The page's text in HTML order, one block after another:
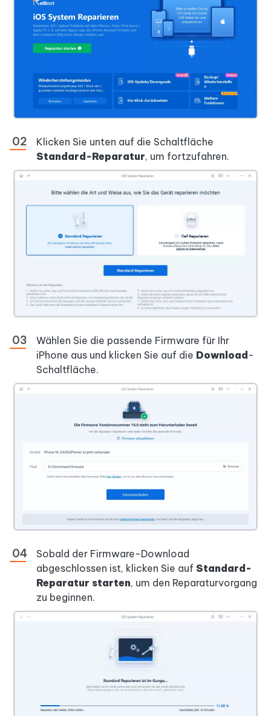
Klicken Sie unten auf die Schaltfläche
Standard-Reparatur, um fortzufahren.
Wählen Sie die passende Firmware für Ihr
iPhone aus und klicken Sie auf die Download -
Schaltfläche.
Sobald der Firmware-Download
abgeschlossen ist, klicken Sie auf Standard-
Reparatur starten, um den Reparaturvorgang
zu beginnen.